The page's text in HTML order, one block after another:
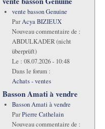
vente basson Genuine
ParAcya BIZIEUX
Nouveau commentaire de :
ABDULKADER (nicht
überprüft)
Le : 08.07.2026 - 10:48
Dans le forum :
Achats - ventes
Basson Amati à vendre
Basson Amati à vendre
ParPierre Cathelain
Nouveau commentaire de :